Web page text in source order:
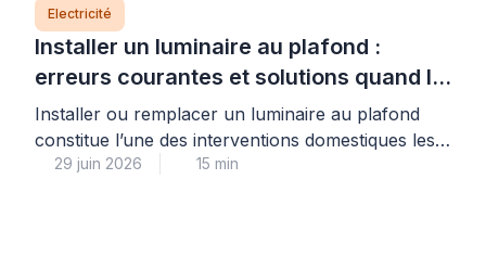
Electricité
Installer un luminaire au plafond :
erreurs courantes et solutions quand le
support bloque
Installer ou remplacer un luminaire au plafond
constitue l’une des interventions domestiques les
plus courantes, mais elle soulève des questions
29 juin 2026 15 min